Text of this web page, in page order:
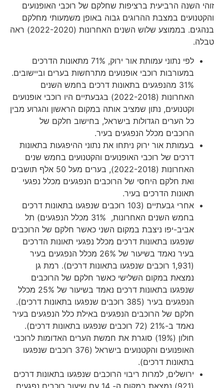
זוהי השנה הרביעית ברציפות שחלקם של רוכבי האופנועים
והקטנועים במצבת ההרוגים גבוה באופן משמעותי מחלקם
בנהגים. בממוצע שלוש השנים האחרונות (2022-2020) ראה
טבלה.
לפי נתוני עמותת אור ירוק, 71% מתאונות הדרכים
במעורבות רוכבי אופנועים מתרחשות בערים וביישובים.
31% מהנפגעים בתאונות דרכים בחמש השנים
האחרונות (2022-2018) בגבעתיים היו רוכבי אופנועים
וקטנועים, נתון שמציב אותה במקום הראשון והגרוע מבין
כל הערים הגדולות בישראל, בחישוב חלקם של
הרוכבים מכלל הנפגעים בעיר.
בעמותת אור ירוק ניתחו את נתוני ההיפגעות בתאונות
דרכים של רוכבי האופנועים והקטנועים בחמש שנים
האחרונות (2022-2018), בערים מעל 50 אלף תושבים
ואת חלקם היחסי של הרוכבים הנפגעים מכלל נפגעי
תאונות הדרכים בעיר.
אחרי גבעתיים (103 רוכבים שנפגעו בתאונות דרכים
בחמש השנים האחרונות, 31% מכלל הנפגעים) תל
אביב-יפו ניצבת במקום השני כאשר חלקם של הרוכבים
שנפגעו בתאונות דרכים מכלל נפגעי תאונות הדרכים
בעיר נאמד בשיעור של 26% מכלל הנפגעים בעיר
(1,931 רוכבים שנפגעו בתאונות דרכים). רמת גן
נמצאת במקום השלישי כאשר חלקם של הרוכבים
שנפגעו בתאונות דרכים נאמד בשיעור של 25% מכלל
הנפגעים בעיר (385 רוכבים שנפגעו בתאונות דרכים).
חלקם של הרוכבים הנפגעים באילת כלל הנפגעים בעיר
נאמד ב-21% (72 רוכבים שנפגעו בתאונות דרכים).
חולון (19%) סוגרת את חמשת הערים האדומות לרוכבי
האופנועים והקטנועים בישראל (376 רוכבים שנפגעו
בתאונות דרכים).
ירושלים, למרות ריבוי הרוכבים שנפגעו בתאונות דרכים